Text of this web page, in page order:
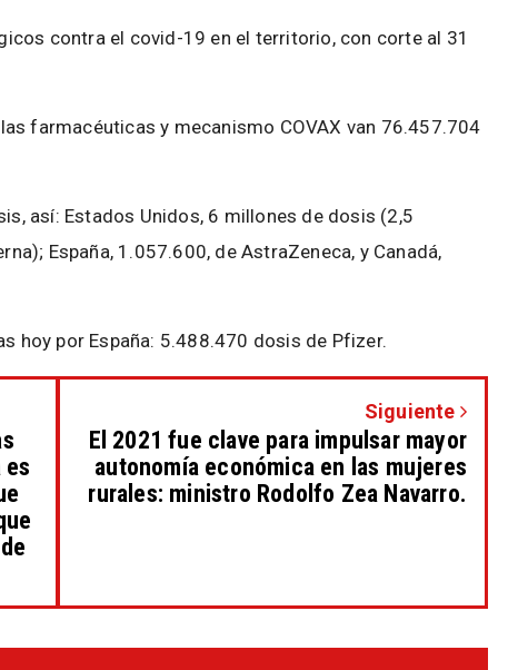
contra el covid-19 en el territorio, con corte al 31
farmacéuticas y mecanismo COVAX van 76.457.704
así: Estados Unidos, 6 millones de dosis (2,5
España, 1.057.600, de AstraZeneca, y Canadá,
hoy por España: 5.488.470 dosis de Pfizer.
es
Siguiente
El 2021 fue clave para impulsar mayor
autonomía económica en las mujeres
rurales: ministro Rodolfo Zea Navarro.